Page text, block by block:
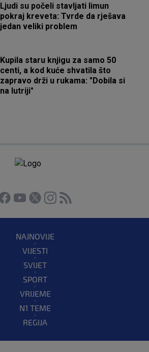
Ljudi su počeli stavljati limun
pokraj kreveta: Tvrde da rješava
jedan veliki problem
Kupila staru knjigu za samo 50
centi, a kod kuće shvatila što
zapravo drži u rukama: "Dobila si
na lutriji"
NAJNOVIJE
VIJESTI
SVIJET
SPORT
VRIJEME
N1 TEME
REGIJA